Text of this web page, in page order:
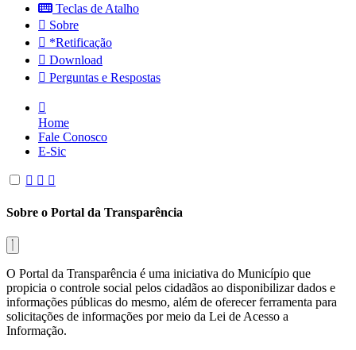
Teclas de Atalho
Sobre
*Retificação
Download
Perguntas e Respostas
Home
Fale Conosco
E-Sic
Sobre o Portal da Transparência
O Portal da Transparência é uma iniciativa do Município que
propicia o controle social pelos cidadãos ao disponibilizar dados e
informações públicas do mesmo, além de oferecer ferramenta para
solicitações de informações por meio da Lei de Acesso a
Informação.